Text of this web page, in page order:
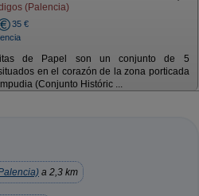
(Palencia)
35 €
de Papel son un conjunto de 5
en el corazón de la zona porticada
(Conjunto Históric ...
a 2,3 km